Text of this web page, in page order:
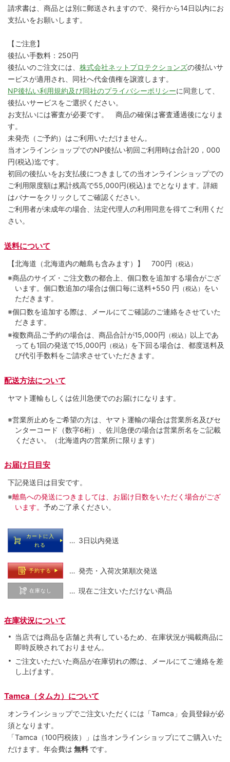
請求書は、商品とは別に郵送されますので、発行から14日以内にお
支払いをお願いします。
【ご注意】
後払い手数料：250円
後払いのご注文には、 株式会社ネットプロテクションズの後払いサ
ービスが適用され、同社へ代金債権を譲渡します。
NP後払い利用規約及び同社のプライバシーポリシーに同意して、
後払いサービスをご選択ください。
お支払いには審査が必要です。 商品の確保は審査通過後になりま
す。
未発売（ご予約）はご利用いただけません。
当オンラインショップでのNP後払い初回ご利用時は合計20，000
円(税込)迄です。
初回の後払いをお支払後につきましての当オンラインショップでの
ご利用限度額は累計残高で55,000円(税込)までとなります。詳細
はバナーをクリックしてご確認ください。
ご利用者が未成年の場合、法定代理人の利用同意を得てご利用くだ
さい。
送料について
【北海道（北海道内の離島も含みます）】 700円 （税込）
※商品のサイズ・ご注文数の都合上、個口数を追加する場合がござ
います。個口数追加の場合は個口毎に送料+550 円 （税込） をい
ただきます。
※個口数を追加する際は、メールにてご確認のご連絡をさせていた
だきます。
※複数商品ご予約の場合は、商品合計が15,000円 （税込） 以上であ
っても1回の発送で15,000円 （税込） を下回る場合は、都度送料及
び代引手数料をご請求させていただきます。
配送方法について
ヤマト運輸もしくは佐川急便でのお届けになります。
※営業所止めをご希望の方は、ヤマト運輸の場合は営業所名及びセ
ンターコード（数字6桁）、佐川急便の場合は営業所名をご記載
ください。（北海道内の営業所に限ります）
お届け日目安
下記発送日は目安です。
※離島への発送につきましては、お届け日数をいただく場合がござ
います。 予めご了承ください。
カートに入
れる
… 3日以内発送
予約する … 発売・入荷次第順次発送
在庫なし … 現在ご注文いただけない商品
在庫状況について
当店では商品を店舗と共有しているため、在庫状況が掲載商品に
即時反映されておりません。
ご注文いただいた商品が在庫切れの際は、メールにてご連絡を差
し上げます。
Tamca（タムカ）について
オンラインショップでご注⽂いただくには「Tamca」会員登録が必
須となります。
「Tamca （100円税抜）
」は当オンラインショップにてご購⼊いた
だけます。 年会費は 無料 です。